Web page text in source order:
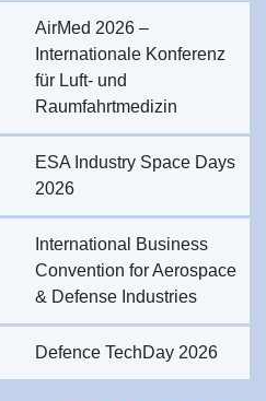
AirMed 2026 –
Internationale Konferenz
für Luft- und
Raumfahrtmedizin
ESA Industry Space Days
2026
International Business
Convention for Aerospace
& Defense Industries
Defence TechDay 2026